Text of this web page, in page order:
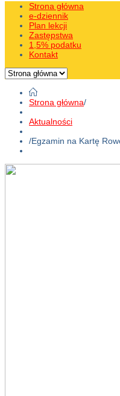
Strona główna
e-dziennik
Plan lekcji
Zastępstwa
1,5% podatku
Kontakt
Strona główna/
Aktualności
/Egzamin na Kartę